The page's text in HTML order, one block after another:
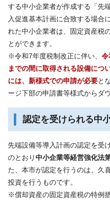
する中小企業者が作成する「先
入促進基本計画に合致する場合
れた中小企業者は、固定資産税
とができます。
※令和7年度税制改正に伴い、 令
までの間に取得される設備につ
には、新様式での申請が必要と
ージ下部の申請書等様式からダ
認定を受けられる中
先端設備等導入計画の認定を受
のとおり中小企業等経営強化法
た、本市が認定を行うのは、久
投資を行うものです。
※償却資産の固定資産税の特例